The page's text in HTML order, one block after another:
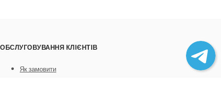
ОБСЛУГОВУВАННЯ КЛІЄНТІВ
Як замовити